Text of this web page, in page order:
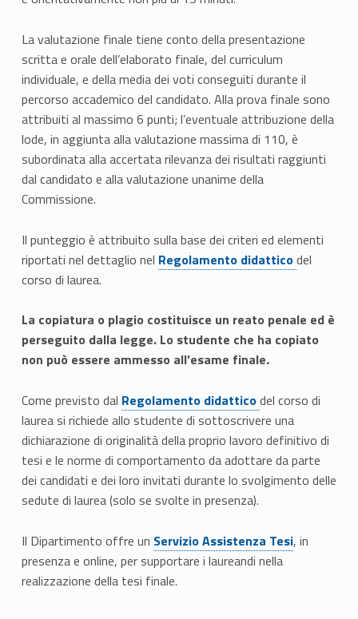
La valutazione finale tiene conto della presentazione
scritta e orale dell’elaborato finale, del curriculum
individuale, e della media dei voti conseguiti durante il
percorso accademico del candidato. Alla prova finale sono
attribuiti al massimo 6 punti; l’eventuale attribuzione della
lode, in aggiunta alla valutazione massima di 110, è
subordinata alla accertata rilevanza dei risultati raggiunti
dal candidato e alla valutazione unanime della
Commissione.
Il punteggio è attribuito sulla base dei criteri ed elementi
riportati nel dettaglio nel Link identifier #identifier__123104-1
Regolamento didatticodel
corso di laurea.
La copiatura o plagio costituisce un reato penale ed è
perseguito dalla legge. Lo studente che ha copiato
non può essere ammesso all’esame finale.
Come previsto dal Link identifier #identifier__158158-2
Regolamento didatticodel corso di
laurea si richiede allo studente di sottoscrivere una
dichiarazione di originalità della proprio lavoro definitivo di
tesi e le norme di comportamento da adottare da parte
dei candidati e dei loro invitati durante lo svolgimento delle
sedute di laurea (solo se svolte in presenza).
Il Dipartimento offre un Link identifier #identifier__41240-3
Servizio Assistenza Tesi, in
presenza e online, per supportare i laureandi nella
realizzazione della tesi finale.